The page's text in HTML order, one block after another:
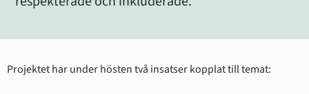
Projektet har under hösten två insatser kopplat till temat: